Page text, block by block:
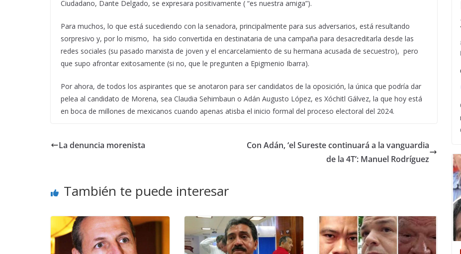
Ciudadano, Dante Delgado, se expresara positivamente ( “es nuestra amiga”).
Para muchos, lo que está sucediendo con la senadora, principalmente para sus adversarios, está resultando
sorpresivo y, por lo mismo, ha sido convertida en destinataria de una campaña para desacreditarla desde las
redes sociales (su pasado marxista de joven y el encarcelamiento de su hermana acusada de secuestro), pero
que supo afrontar exitosamente (si no, que le pregunten a Epigmenio Ibarra).
Por ahora, de todos los aspirantes que se anotaron para ser candidatos de la oposición, la única que podría dar
pelea al candidato de Morena, sea Claudia Sehimbaun o Adán Augusto López, es Xóchitl Gálvez, la que hoy está
en boca de millones de mexicanos cuando apenas atisba el inicio formal del proceso electoral del 2024.
La denuncia morenista
Con Adán, ‘el Sureste continuará a la vanguardia
de la 4T’: Manuel Rodríguez
También te puede interesar